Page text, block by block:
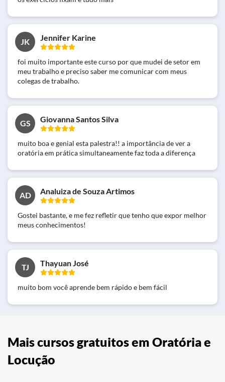
JK Jennifer Karine
foi muito importante este curso por que mudei de setor em
meu trabalho e preciso saber me comunicar com meus
colegas de trabalho.
GS Giovanna Santos Silva
muito boa e genial esta palestra!! a importância de ver a
oratória em prática simultaneamente faz toda a diferença
AD Analuiza de Souza Artimos
Gostei bastante, e me fez refletir que tenho que expor melhor
meus conhecimentos!
TJ Thayuan José
muito bom você aprende bem rápido e bem fácil
Mais cursos gratuitos em Oratória e
Locução